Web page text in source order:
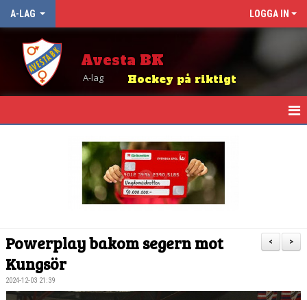
A-LAG LOGGA IN
Avesta BK
Hockey på riktigt
A-lag
TABELL OCH RESULTAT
>
<
Powerplay bakom segern mot
Kungsör
2024-12-03 21:39